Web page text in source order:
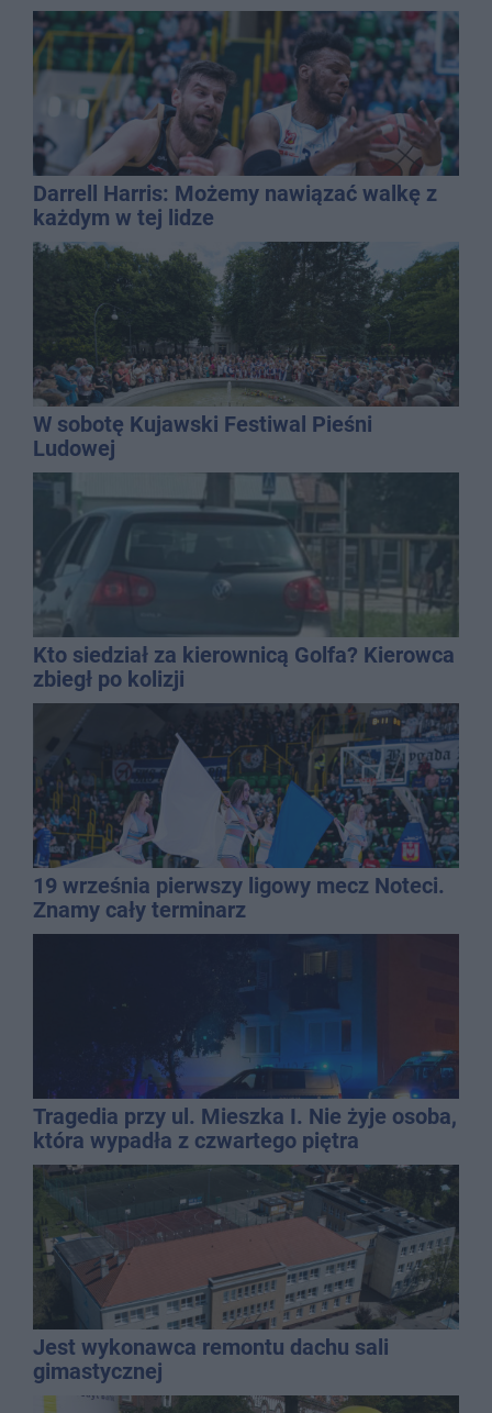
Darrell Harris: Możemy nawiązać walkę z
każdym w tej lidze
W sobotę Kujawski Festiwal Pieśni
Ludowej
Kto siedział za kierownicą Golfa? Kierowca
zbiegł po kolizji
19 września pierwszy ligowy mecz Noteci.
Znamy cały terminarz
Tragedia przy ul. Mieszka I. Nie żyje osoba,
która wypadła z czwartego piętra
Jest wykonawca remontu dachu sali
gimastycznej